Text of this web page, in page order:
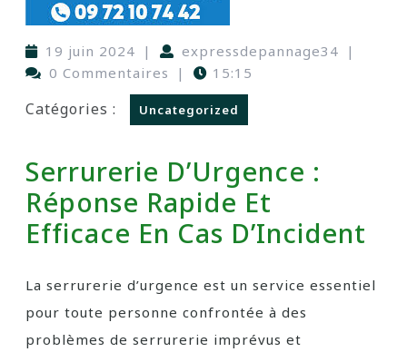
19 juin 2024 | expressdepannage34 |
0 Commentaires
| 15:15
Catégories : Uncategorized
Serrurerie D’Urgence :
Réponse Rapide Et
Efficace En Cas D’Incident
La serrurerie d’urgence est un service essentiel
pour toute personne confrontée à des
problèmes de serrurerie imprévus et